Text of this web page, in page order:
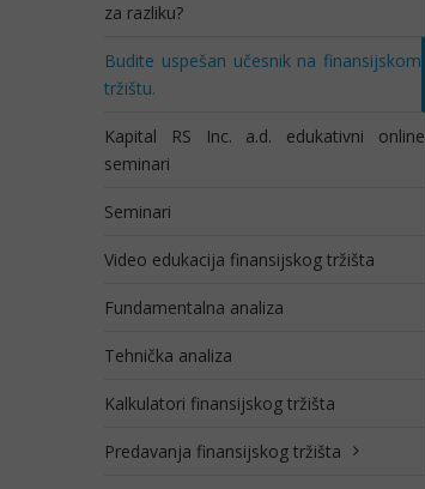
za razliku?
Budite uspešan učesnik na finansijskom
tržištu.
Kapital RS Inc. a.d. edukativni online
seminari
Seminari
Video edukacija finansijskog tržišta
Fundamentalna analiza
Tehnička analiza
Kalkulatori finansijskog tržišta
Predavanja finansijskog tržišta